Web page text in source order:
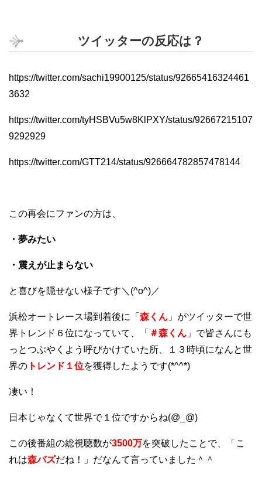
ツイッターの反応は？
https://twitter.com/sachi19900125/status/92665416324461
3632
https://twitter.com/tyHSBVu5w8KlPXY/status/92667215107
9292929
https://twitter.com/GTT214/status/926664782857478144
この再会にファンの方は、
・夢みたい
・震えが止まらない
と喜びを隠せない様子です＼(^o^)／
浜松オートレース場到着後に「 森くん 」がツイッターで世
界トレンド６位になっていて、「 ＃森くん 」で皆さんにも
っとつぶやくよう呼びかけていた所、１３時頃になんと世
界の トレンド１位を獲得したようです(*^^*)
凄い！
日本じゃなくて世界で１位ですからね(@_@)
この後番組の総視聴数が3500万を突破したことで、「こ
れは森バズだね！」だなんて言っていました＾＾